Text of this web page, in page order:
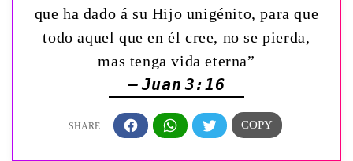
que ha dado á su Hijo unigénito, para que
todo aquel que en él cree, no se pierda,
mas tenga vida eterna”
— Juan 3:16